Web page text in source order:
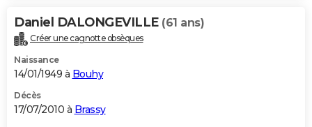
Daniel DALONGEVILLE (61 ans)
Créer une cagnotte obsèques
Naissance
14/01/1949 à Bouhy
Décès
17/07/2010 à Brassy